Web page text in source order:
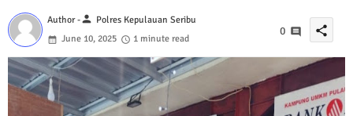
Author -person Polres Kepulauan Seribu
June 10, 2025
1 minute read
0 share